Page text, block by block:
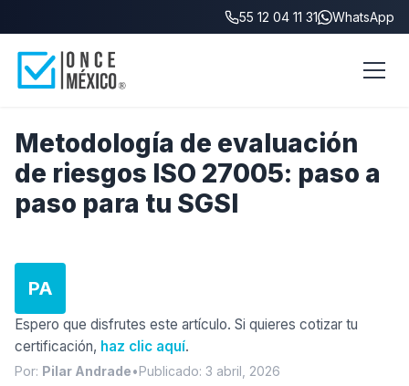
55 12 04 11 31 WhatsApp
Metodología de evaluación
de riesgos ISO 27005: paso a
paso para tu SGSI
PA
Espero que disfrutes este artículo. Si quieres cotizar tu
certificación, haz clic aquí.
Por: Pilar Andrade•Publicado: 3 abril, 2026